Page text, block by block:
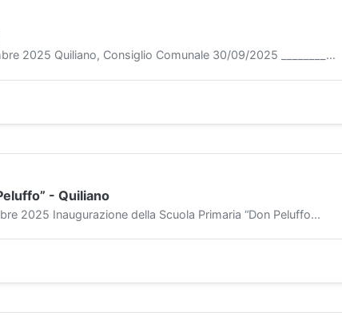
2025 Quiliano, Consiglio Comunale 30/09/2025 ________...
- Quiliano
2025 Inaugurazione della Scuola Primaria “Don Peluffo...